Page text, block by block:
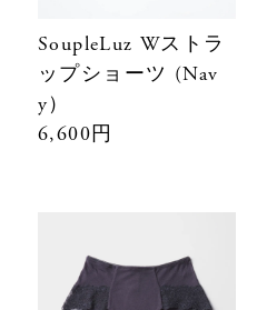
SoupleLuz Wストラ
ップショーツ (Nav
y）
6,600円